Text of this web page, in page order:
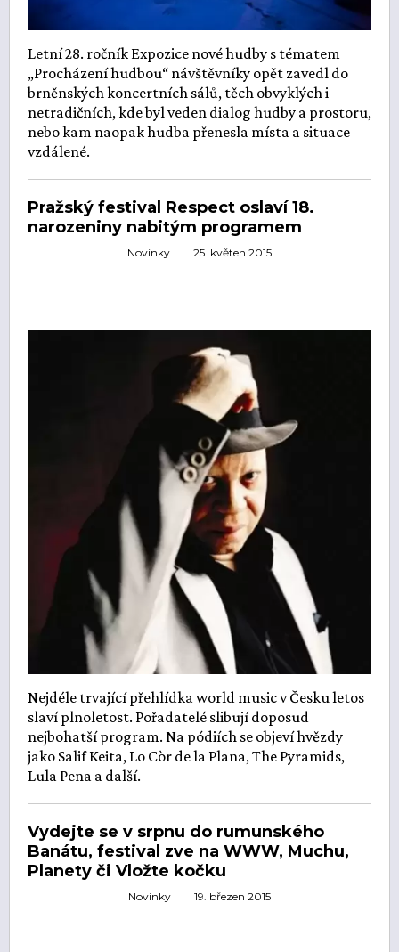
Letní 28. ročník Expozice nové hudby s tématem
„Procházení hudbou“ návštěvníky opět zavedl do
brněnských koncertních sálů, těch obvyklých i
netradičních, kde byl veden dialog hudby a prostoru,
nebo kam naopak hudba přenesla místa a situace
vzdálené.
Pražský festival Respect oslaví 18.
narozeniny nabitým programem
Novinky 25. květen 2015
Nejdéle trvající přehlídka world music v Česku letos
slaví plnoletost. Pořadatelé slibují doposud
nejbohatší program. Na pódiích se objeví hvězdy
jako Salif Keita, Lo Còr de la Plana, The Pyramids,
Lula Pena a další.
Vydejte se v srpnu do rumunského
Banátu, festival zve na WWW, Muchu,
Planety či Vložte kočku
Novinky 19. březen 2015